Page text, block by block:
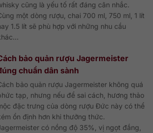
cũng là yếu tố rất đáng cân nhắc.
một dòng rượu, chai 700 ml, 750 ml, 1 lít
1.5 lít sẽ phù hợp với những nhu cầu
bảo quản rượu Jagermeister
chuẩn dân sành
bảo quản rượu Jagermeister không quá
tạp, nhưng nếu để sai cách, hương thảo
đặc trưng của dòng rượu Đức này có thể
ổn định hơn khi thưởng thức.
có nồng độ 35%, vị ngọt đắng,